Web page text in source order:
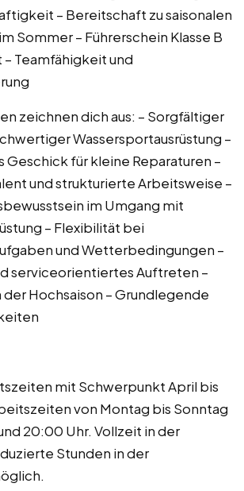
– Bereitschaft zu saisonalen
Sommer – Führerschein Klasse B
Teamfähigkeit und
zeichnen dich aus: – Sorgfältiger
Wassersportausrüstung –
Geschick für kleine Reparaturen –
und strukturierte Arbeitsweise –
im Umgang mit
– Flexibilität bei
und Wetterbedingungen –
serviceorientiertes Auftreten –
Hochsaison – Grundlegende
mit Schwerpunkt April bis
von Montag bis Sonntag
20:00 Uhr. Vollzeit in der
Stunden in der